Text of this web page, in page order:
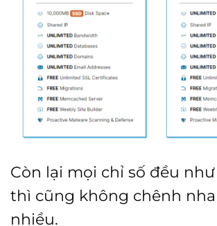
Còn lại mọi chỉ số đều như
thì cũng không chênh
nhiều.